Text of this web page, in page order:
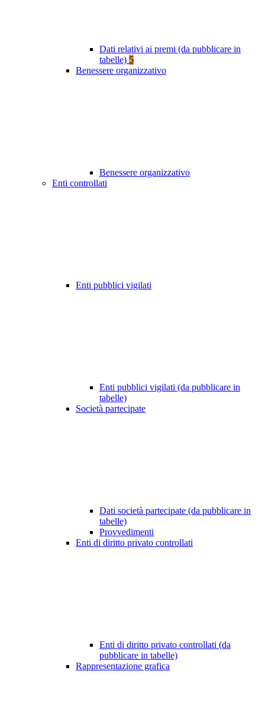
Dati relativi ai premi (da pubblicare in
tabelle) 5
Benessere organizzativo
Benessere organizzativo
Enti controllati
Enti pubblici vigilati
Enti pubblici vigilati (da pubblicare in
tabelle)
Società partecipate
Dati società partecipate (da pubblicare in
tabelle)
Provvedimenti
Enti di diritto privato controllati
Enti di diritto privato controllati (da
pubblicare in tabelle)
Rappresentazione grafica